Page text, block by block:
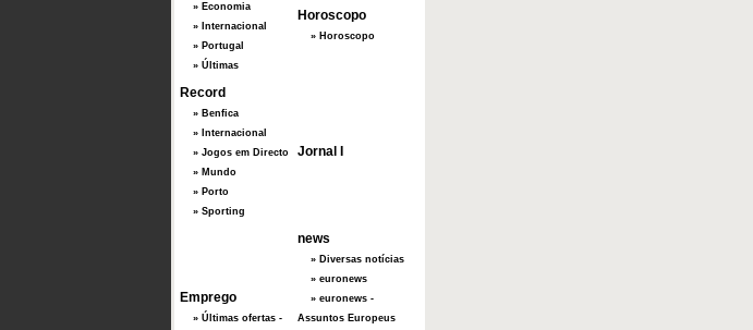
» Economia
» Internacional
» Portugal
» Últimas
Horoscopo
» Horoscopo
Record
» Benfica
» Internacional
» Jogos em Directo
» Mundo
» Porto
» Sporting
Jornal I
Emprego
» Últimas ofertas -
news
» Diversas notícias
» euronews
» euronews -
Assuntos Europeus